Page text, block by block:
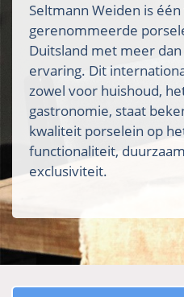
Seltmann Weiden is
gerenommeerde
Duitsland met meer
ervaring. Dit
zowel voor huishoud,
gastronomie, staat
kwaliteit porselein op
functionaliteit,
exclusiviteit.